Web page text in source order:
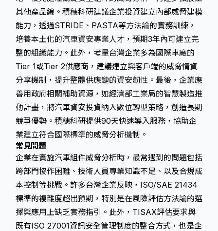
其他產品線。積穗科研建議企業投資建立內部威脅建模
能力，透過STRIDE、PASTA等方法論的實務訓練，
培養本土化的汽車資安專業人才，預期3年內可建立完
整的組織能力。此外，考量台灣企業多為國際車廠的
Tier 1或Tier 2供應商，建議建立與客戶端的威脅情資
分享機制，提升整體供應鏈的資安韌性。最後，企業應
善用政府相關補助資源，如經濟部工業局的智慧製造推
動計畫，將汽車資安投資納入數位轉型策略，創造長期
競爭優勢。積穗科研提供90天快速導入服務，協助企
業建立符合國際標準的威脅分析機制。
常見問題
企業在實施汽車組件威脅分析時，最常遇到的問題包括
跨部門協作困難、技術人員專業知識不足、以及合規成
本控制等挑戰。許多台灣企業反映，ISO/SAE 21434
標準的複雜度超出預期，特別是在風險評估方法論的選
擇與應用上缺乏實務指引。此外，TISAX評估要求與
既有ISO 27001資訊安全管理制度的整合方式，也是企